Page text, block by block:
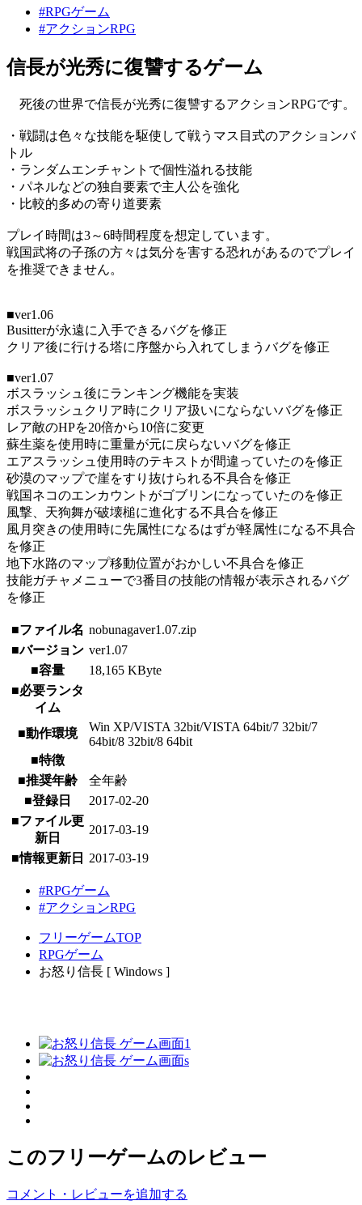
#RPGゲーム
#アクションRPG
信長が光秀に復讐するゲーム
死後の世界で信長が光秀に復讐するアクションRPGです。
・戦闘は色々な技能を駆使して戦うマス目式のアクションバ
トル
・ランダムエンチャントで個性溢れる技能
・パネルなどの独自要素で主人公を強化
・比較的多めの寄り道要素
プレイ時間は3～6時間程度を想定しています。
戦国武将の子孫の方々は気分を害する恐れがあるのでプレイ
を推奨できません。
■ver1.06
Busitterが永遠に入手できるバグを修正
クリア後に行ける塔に序盤から入れてしまうバグを修正
■ver1.07
ボスラッシュ後にランキング機能を実装
ボスラッシュクリア時にクリア扱いにならないバグを修正
レア敵のHPを20倍から10倍に変更
蘇生薬を使用時に重量が元に戻らないバグを修正
エアスラッシュ使用時のテキストが間違っていたのを修正
砂漠のマップで崖をすり抜けられる不具合を修正
戦国ネコのエンカウントがゴブリンになっていたのを修正
風撃、天狗舞が破壊槌に進化する不具合を修正
風月突きの使用時に先属性になるはずが軽属性になる不具合
を修正
地下水路のマップ移動位置がおかしい不具合を修正
技能ガチャメニューで3番目の技能の情報が表示されるバグ
を修正
■ファイル名 nobunagaver1.07.zip
■バージョン ver1.07
■容量
18,165 KByte
■必要ランタ
イム
■動作環境
Win XP/VISTA 32bit/VISTA 64bit/7 32bit/7
64bit/8 32bit/8 64bit
■特徴
■推奨年齢
全年齢
■登録日
2017-02-20
■ファイル更
新日
2017-03-19
■情報更新日 2017-03-19
#RPGゲーム
#アクションRPG
フリーゲームTOP
RPGゲーム
お怒り信長 [ Windows ]
このフリーゲームのレビュー
コメント・レビューを追加する